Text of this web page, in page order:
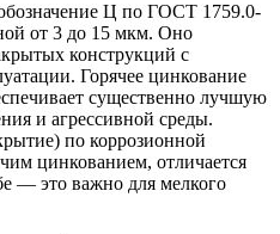
Ц по ГОСТ 1759.0-
от 3 до 15 мкм. Оно
конструкций с
Горячее цинкование
существенно лучшую
и агрессивной среды.
по коррозионной
цинкованием, отличается
— это важно для мелкого